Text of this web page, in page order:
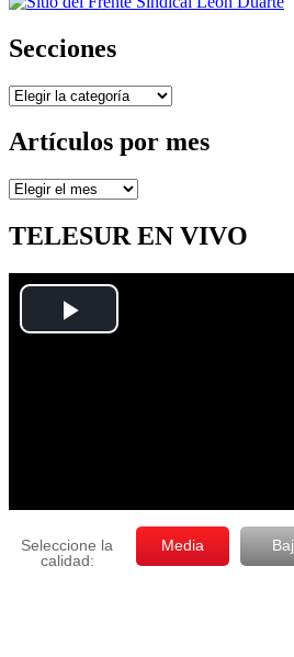
Secciones
Secciones
Artículos por mes
Artículos
mes
TELESUR EN VIVO